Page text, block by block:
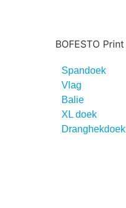
Spandoek
Vlag
Balie
XL doek
Dranghekdoek